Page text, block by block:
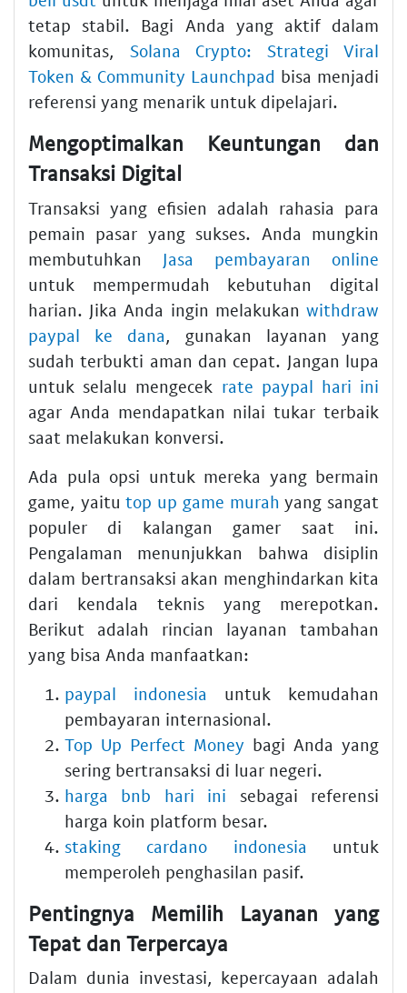
tetap stabil. Bagi Anda yang aktif dalam
komunitas, Solana Crypto: Strategi Viral
Token & Community Launchpad bisa menjadi
referensi yang menarik untuk dipelajari.
Mengoptimalkan Keuntungan dan
Transaksi Digital
Transaksi yang efisien adalah rahasia para
pemain pasar yang sukses. Anda mungkin
membutuhkan Jasa pembayaran online
untuk mempermudah kebutuhan digital
harian. Jika Anda ingin melakukan withdraw
paypal ke dana, gunakan layanan yang
sudah terbukti aman dan cepat. Jangan lupa
untuk selalu mengecek rate paypal hari ini
agar Anda mendapatkan nilai tukar terbaik
saat melakukan konversi.
Ada pula opsi untuk mereka yang bermain
game, yaitutop up game murah yang sangat
populer di kalangan gamer saat ini.
Pengalaman menunjukkan bahwa disiplin
dalam bertransaksi akan menghindarkan kita
dari kendala teknis yang merepotkan.
Berikut adalah rincian layanan tambahan
yang bisa Anda manfaatkan:
paypal indonesia untuk kemudahan
pembayaran internasional.
Top Up Perfect Money bagi Anda yang
sering bertransaksi di luar negeri.
harga bnb hari ini sebagai referensi
harga koin platform besar.
staking cardano indonesia untuk
memperoleh penghasilan pasif.
Pentingnya Memilih Layanan yang
Tepat dan Terpercaya
Dalam dunia investasi, kepercayaan adalah